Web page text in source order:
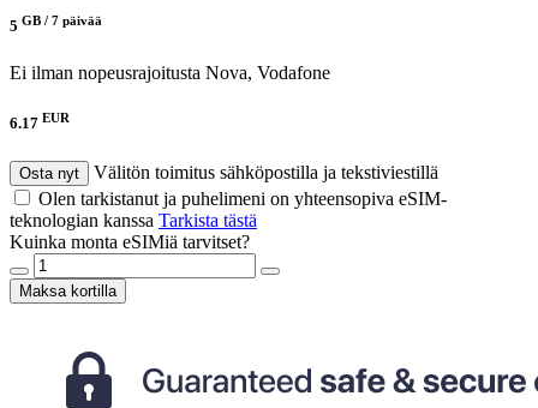
5 GB / 7 päivää
Ei ilman nopeusrajoitusta Nova, Vodafone
6.17 EUR
Osta nyt
Välitön toimitus sähköpostilla ja tekstiviestillä
Olen tarkistanut ja puhelimeni on yhteensopiva eSIM-
teknologian kanssa Tarkista tästä
Kuinka monta eSIMiä tarvitset?
Maksa kortilla